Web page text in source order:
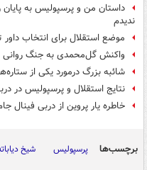
داستان من و پرسپولیس به
ندیدم
موضع استقلال برای انتخاب
واکنش گل‌محمدی به جنگ روانی
شائبه بزرگ درمورد یکی از
نتایج استقلال و پرسپولیس در
خاطره یار پروین از دربی فینال
برچسب‌ها پرسپولیس شیخ